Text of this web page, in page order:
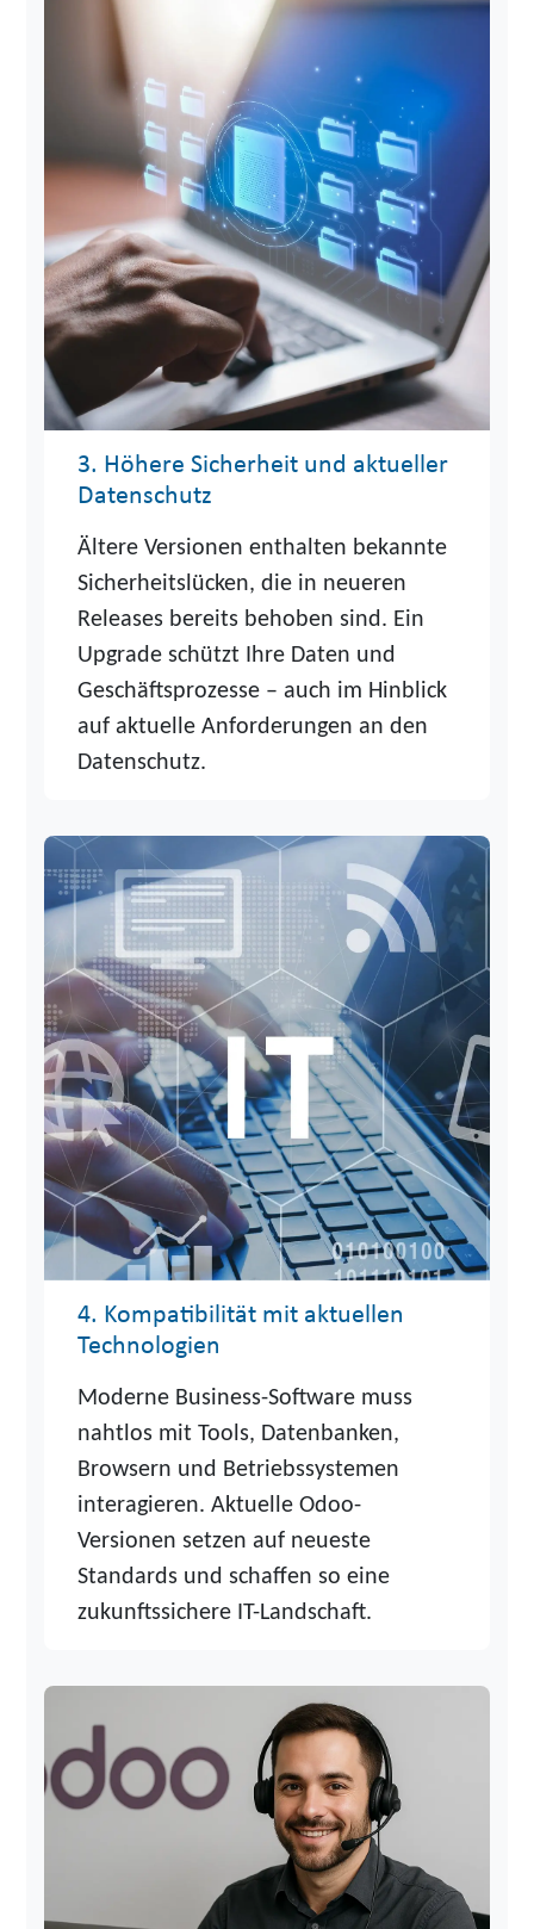
3. Höhere Sicherheit und aktueller
Datenschutz
Ältere Versionen enthalten bekannte
Sicherheitslücken, die in neueren
Releases bereits behoben sind. Ein
Upgrade schützt Ihre Daten und
Geschäftsprozesse – auch im Hinblick
auf aktuelle Anforderungen an den
Datenschutz.
4. Kompatibilität mit aktuellen
Technologien
Moderne Business-Software muss
nahtlos mit Tools, Datenbanken,
Browsern und Betriebssystemen
interagieren. Aktuelle Odoo-
Versionen setzen auf neueste
Standards und schaffen so eine
zukunftssichere IT-Landschaft.